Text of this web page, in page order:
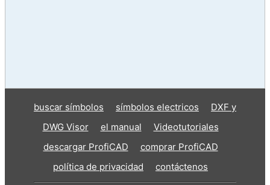
buscar símbolos símbolos electricos
DXF y
DWG Visor
el manual
Videotutoriales
descargar ProfiCAD
comprar ProfiCAD
política de privacidad
contáctenos